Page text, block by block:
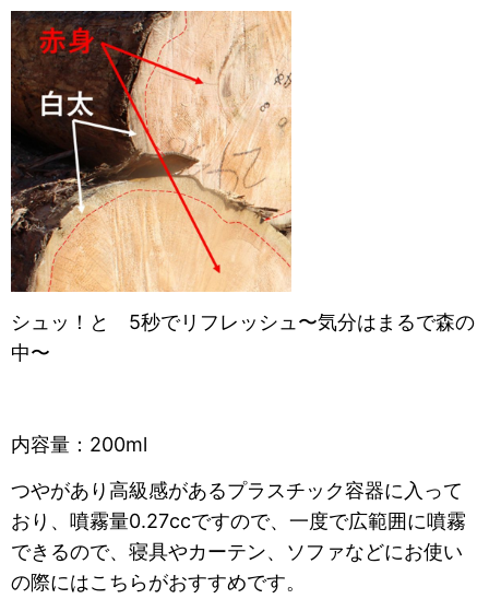
シュッ！と 5秒でリフレッシュ 〜気分はまるで森の
中〜
内容量：200ml
つやがあり高級感があるプラスチック容器に入って
おり、 噴霧量0.27ccですので、一度で広範囲に噴霧
できるので、寝具やカーテン、ソファなどにお使い
の際にはこちらがおすすめです。